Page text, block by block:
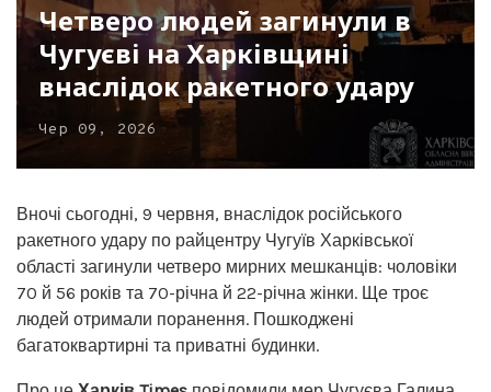
Четверо людей загинули в
Чугуєві на Харківщині
внаслідок ракетного удару
Чер 09, 2026
Вночі сьогодні, 9 червня, внаслідок російського
ракетного удару по райцентру Чугуїв Харківської
області загинули четверо мирних мешканців: чоловіки
70 й 56 років та 70-річна й 22-річна жінки. Ще троє
людей отримали поранення. Пошкоджені
багатоквартирні та приватні будинки.